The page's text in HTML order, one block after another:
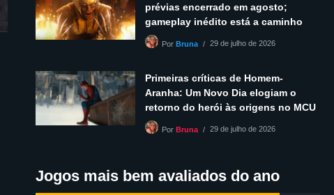
prévias encerrado em agosto;
gameplay inédito está a caminho
PorBruna 29 de julho de 2026
Primeiras críticas de Homem-
Aranha: Um Novo Dia elogiam o
retorno do herói às origens no MCU
PorBruna 29 de julho de 2026
Jogos mais bem avaliados do ano